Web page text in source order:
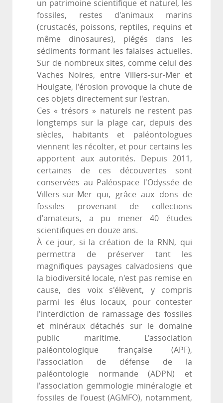
un patrimoine scientifique et naturel, les
fossiles, restes d'animaux marins
(crustacés, poissons, reptiles, requins et
même dinosaures), piégés dans les
sédiments formant les falaises actuelles.
Sur de nombreux sites, comme celui des
Vaches Noires, entre Villers-sur-Mer et
Houlgate, l'érosion provoque la chute de
ces objets directement sur l'estran.
Ces « trésors » naturels ne restent pas
longtemps sur la plage car, depuis des
siècles, habitants et paléontologues
viennent les récolter, et pour certains les
apportent aux autorités. Depuis 2011,
certaines de ces découvertes sont
conservées au Paléospace l'Odyssée de
Villers-sur-Mer qui, grâce aux dons de
fossiles provenant de collections
d'amateurs, a pu mener 40 études
scientifiques en douze ans.
À ce jour, si la création de la RNN, qui
permettra de préserver tant les
magnifiques paysages calvadosiens que
la biodiversité locale, n'est pas remise en
cause, des voix s'élèvent, y compris
parmi les élus locaux, pour contester
l'interdiction de ramassage des fossiles
et minéraux détachés sur le domaine
public maritime. L'association
paléontologique française (APF),
l'association de défense de la
paléontologie normande (ADPN) et
l'association gemmologie minéralogie et
fossiles de l'ouest (AGMFO), notamment,